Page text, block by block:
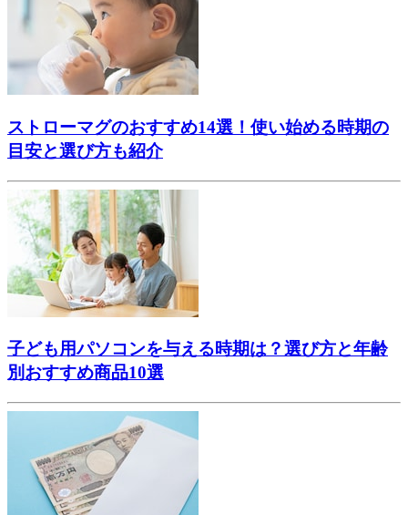
ストローマグのおすすめ14選！使い始める時期の
目安と選び方も紹介
子ども用パソコンを与える時期は？選び方と年齢
別おすすめ商品10選